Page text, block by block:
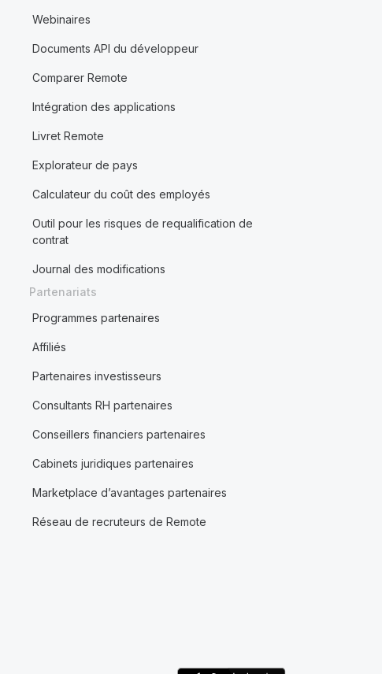
Webinaires
Documents API du développeur
Comparer Remote
Intégration des applications
Livret Remote
Explorateur de pays
Calculateur du coût des employés
Outil pour les risques de requalification de
contrat
Journal des modifications
Partenariats
Programmes partenaires
Affiliés
Partenaires investisseurs
Consultants RH partenaires
Conseillers financiers partenaires
Cabinets juridiques partenaires
Marketplace d’avantages partenaires
Réseau de recruteurs de Remote